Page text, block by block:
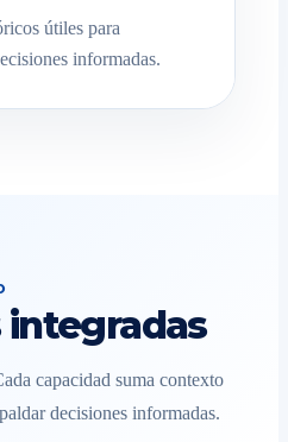
útiles para
informadas.
integradas
capacidad suma contexto
decisiones informadas.